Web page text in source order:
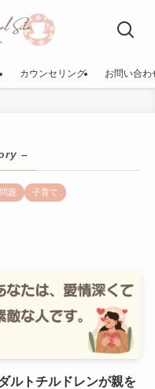
カウンセリング お問い合わ
–
題
子育て
ルトチルドレンが親を